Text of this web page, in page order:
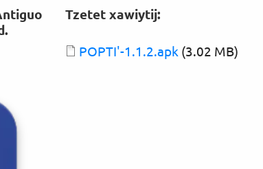
Tzetet xawiytij:
Document
POPTI'-1.1.2.apk (3.02 MB)